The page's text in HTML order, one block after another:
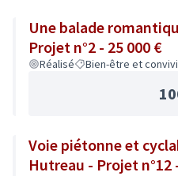
Une balade
Projet n°2 - 25 000 €
Réalisé Bien-être et
Voie piétonne et
Hutreau - Projet n°12